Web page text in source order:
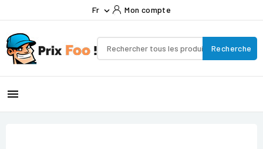
Fr  Mon compte
Recherche
